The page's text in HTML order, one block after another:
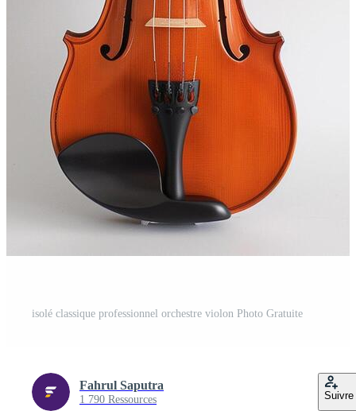
isolé classique professionnel orchestre violon Photo Gratuite
Fahrul Saputra
1 790 Ressources Suivre